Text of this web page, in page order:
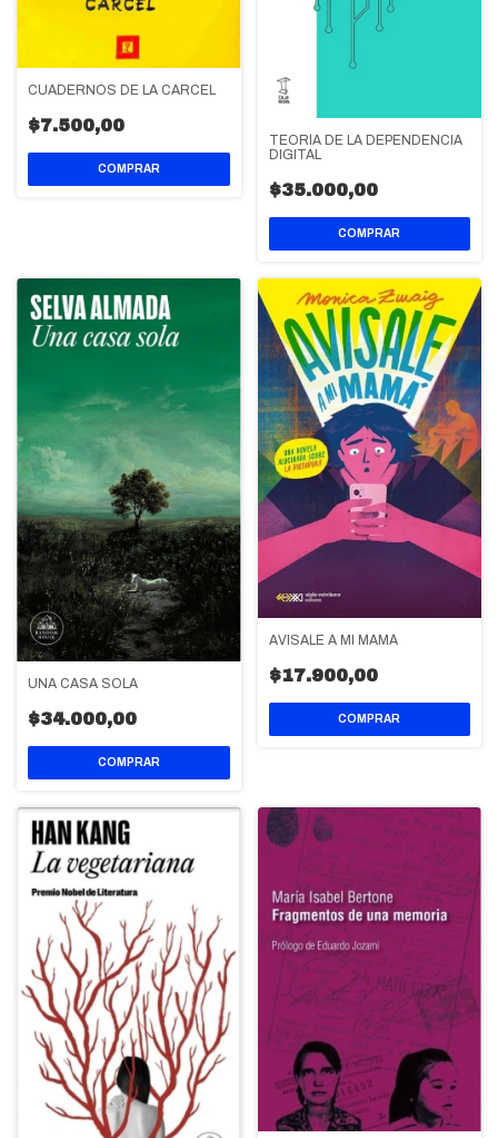
CUADERNOS DE LA CARCEL
$7.500,00
TEORÍA DE LA DEPENDENCIA
DIGITAL
$35.000,00
UNA CASA SOLA
$34.000,00
AVISALE A MI MAMÁ
$17.900,00